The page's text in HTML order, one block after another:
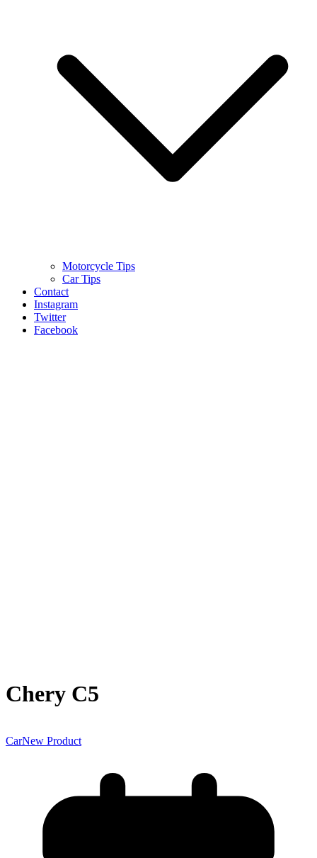
Motorcycle Tips
Car Tips
Contact
Instagram
Twitter
Facebook
Chery C5
CarNew Product